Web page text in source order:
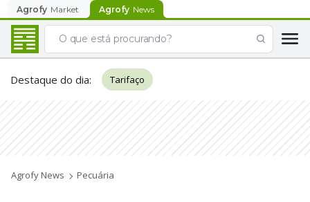
Agrofy Market Agrofy News
Destaque do dia: Tarifaço
Agrofy News Pecuária